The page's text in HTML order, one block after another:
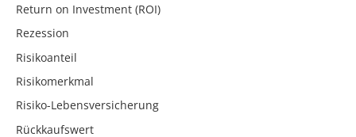
Return on Investment (ROI)
Rezession
Risikoanteil
Risikomerkmal
Risiko-Lebensversicherung
Rückkaufswert